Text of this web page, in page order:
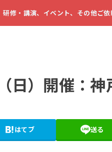
研修・講演、イベント、その他ご依
日）開催：
はてブ 送る